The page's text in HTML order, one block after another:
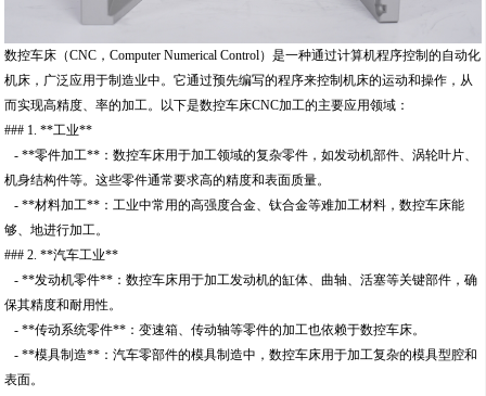
数控车床（CNC，Computer Numerical Control）是一种通过计算机程序控制的自动化
机床，广泛应用于制造业中。它通过预先编写的程序来控制机床的运动和操作，从
而实现高精度、率的加工。以下是数控车床CNC加工的主要应用领域：
### 1. **工业**
- **零件加工**：数控车床用于加工领域的复杂零件，如发动机部件、涡轮叶片、
机身结构件等。这些零件通常要求高的精度和表面质量。
- **材料加工**：工业中常用的高强度合金、钛合金等难加工材料，数控车床能
够、地进行加工。
### 2. **汽车工业**
- **发动机零件**：数控车床用于加工发动机的缸体、曲轴、活塞等关键部件，确
保其精度和耐用性。
- **传动系统零件**：变速箱、传动轴等零件的加工也依赖于数控车床。
- **模具制造**：汽车零部件的模具制造中，数控车床用于加工复杂的模具型腔和
表面。